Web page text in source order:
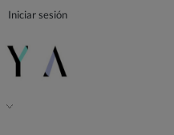
Iniciar sesión